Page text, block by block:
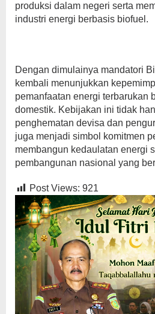
produksi dalam negeri serta
industri energi berbasis biofuel.
Dengan dimulainya mandatori
kembali menunjukkan
pemanfaatan energi terbarukan
domestik. Kebijakan ini tidak
penghematan devisa dan
juga menjadi simbol komitmen
membangun kedaulatan energi
pembangunan nasional yang
Post Views: 921